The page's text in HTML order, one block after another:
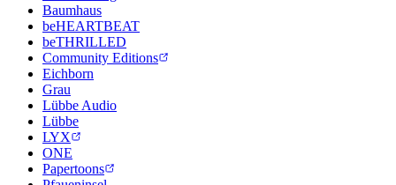
Baumhaus
beHEARTBEAT
beTHRILLED
Community Editions
Eichborn
Grau
Lübbe Audio
Lübbe
LYX
ONE
Papertoons